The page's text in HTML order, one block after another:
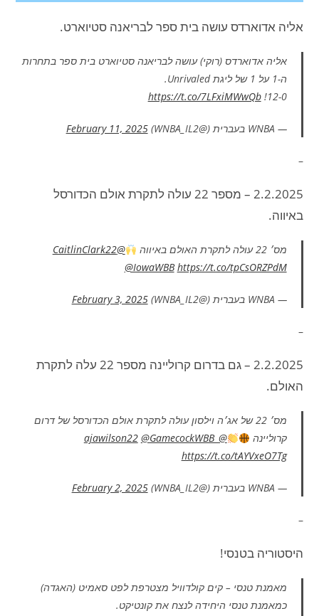
אליה אדוארדס עושה בית ספר לבריאנה סטיוארט.
אליה אדוארדס (רוקי) עושה לבריאנה סטיוארט בית ספר בתחרות
ה-1 על 1 של ליגת Unrivaled.
12-0!
https://t.co/7LFxiMWwQb
— WNBA בעברית (@WNBA_IL2) February 11, 2025
–
2.2.2025 – מספר 22 עולה לתקרת אולם הכדורסל
באיווה.
מס׳ 22 עולה לתקרת האולם באיווה
@CaitlinClark22
@IowaWBB https://t.co/tpCsORZPdM
— WNBA בעברית (@WNBA_IL2) February 3, 2025
–
2.2.2025 – גם בדרום קרוליינה מספר 22 עלה לתקרת
האולם.
מס׳ 22 של אג׳ה וילסון עולה לתקרת אולם הכדורסל של דרום
קרוליינה
@_ajawilson22
@GamecockWBB
https://t.co/tAYVxeO7Tg
— WNBA בעברית (@WNBA_IL2) February 2, 2025
–
היסטוריה בטנסי!
מאמנת טנסי – קים קולדוויל מצטרפת לפט סאמיט (האגדה)
כמאמנת טנסי היחידה לנצח את קונטיקט.